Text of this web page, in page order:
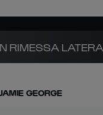
RIMESSA
GEORGE